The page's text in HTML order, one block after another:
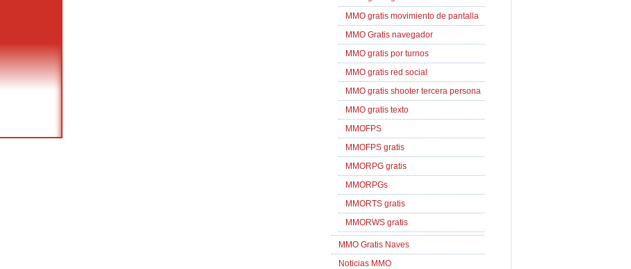
MMO gratis movimiento de pantalla
MMO Gratis navegador
MMO gratis por turnos
MMO gratis red social
MMO gratis shooter tercera persona
MMO gratis texto
MMOFPS
MMOFPS gratis
MMORPG gratis
MMORPGs
MMORTS gratis
MMORWS gratis
MMO Gratis Naves
Noticias MMO